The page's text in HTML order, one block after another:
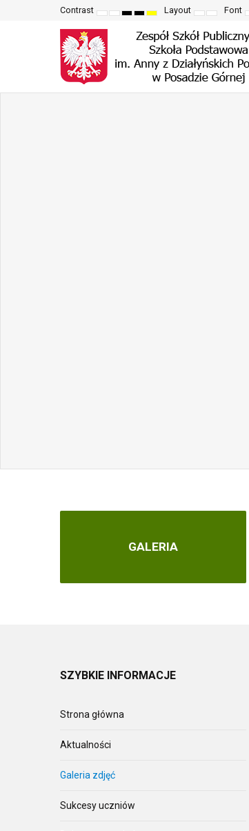
Contrast
Default
NightHigh
black
white
High
black
yellow
mode
High
yellow
black
mode
Layout
FixedWide
Font
GALERIA
SZYBKIE INFORMACJE
Strona główna
Aktualności
Galeria zdjęć
Sukcesy uczniów